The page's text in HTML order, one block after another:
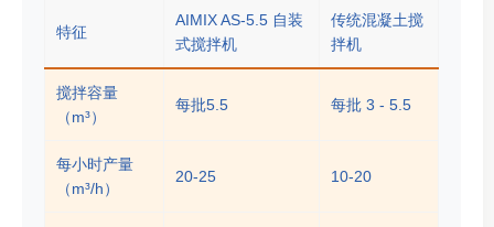
特征
AIMIX AS-5.5 自装
式搅拌机
传统混凝土搅
拌机
搅拌容量
（m³）
每批5.5 每批 3 - 5.5
每小时产量
（m³/h）
20-25 10-20